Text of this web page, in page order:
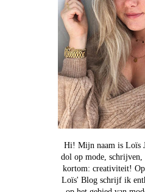
Hi! Mijn naam is Loïs
dol op mode, schrijven,
kortom: creativiteit!
Loïs' Blog schrijf ik